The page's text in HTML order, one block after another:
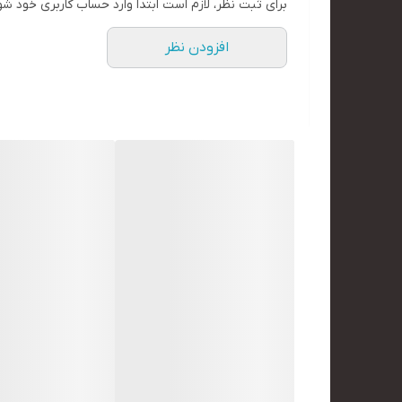
برای ثبت نظر، لازم است ابتدا وارد حساب کاربری خود
افزودن نظر